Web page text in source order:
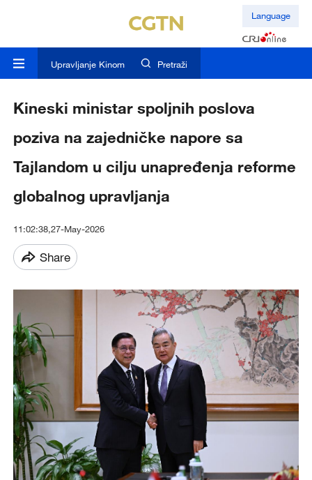
Language
Upravljanje Kinom Pretraži
Kineski ministar spoljnih poslova
poziva na zajedničke napore sa
Tajlandom u cilju unapređenja reforme
globalnog upravljanja
11:02:38,27-May-2026
Share